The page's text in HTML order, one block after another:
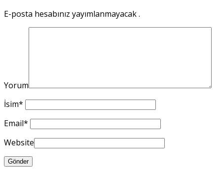
E-posta hesabınız yayımlanmayacak .
Yorum
İsim*
Email*
Website